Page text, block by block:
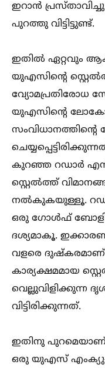
ഇറാൻ
പുറത്തു വിട്ടിട്ടുണ്ട്.
ഇതില്‍ ഏറ്റവും
യുഎസിന്റെ
വ്യോമപ്രതിരോധ
യുഎസിന്റെ
സംവിധാനത്തിന്റെ
കുറഞ്ഞ റഡാർ
സ്റ്റെല്‍ത്ത്
നല്‍കുകയുള്ളൂ.
ഒരു ഗോള്‍ഫ്
ദശ്യമാകൂ.
വളരെ
കാര്യക്ഷമമായ
വെല്ലുവിളിക്കുന്ന
വിട്ടിരിക്കുന്നത്.
ഇതിനു
ഒരു യുഎസ് എംക്യു-